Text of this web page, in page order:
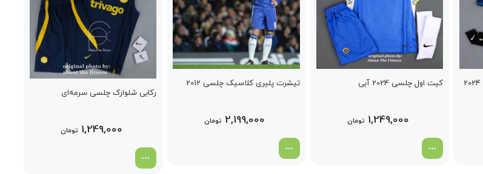
کیت اول چلسی 2024 آبی
1,249,000 تومان
تیشرت پلیری کلاسیک چلسی 2012
2,199,000 تومان
رکابی شلوارک چلسی سرمه‌ای
1,249,000 تومان